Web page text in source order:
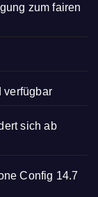
zum fairen
verfügbar
sich ab
Config 14.7